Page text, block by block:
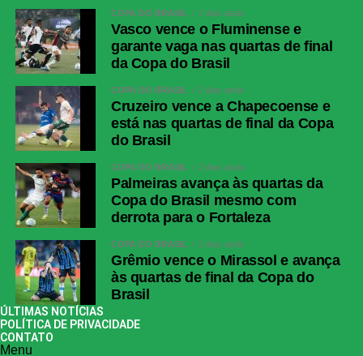
COPA DO BRASIL 2 dias atrás
Vasco vence o Fluminense e
garante vaga nas quartas de final
da Copa do Brasil
COPA DO BRASIL 2 dias atrás
Cruzeiro vence a Chapecoense e
está nas quartas de final da Copa
do Brasil
COPA DO BRASIL 2 dias atrás
Palmeiras avança às quartas da
Copa do Brasil mesmo com
derrota para o Fortaleza
COPA DO BRASIL 2 dias atrás
Grêmio vence o Mirassol e avança
às quartas de final da Copa do
Brasil
ÚLTIMAS NOTÍCIAS
POLÍTICA DE PRIVACIDADE
CONTATO
Menu